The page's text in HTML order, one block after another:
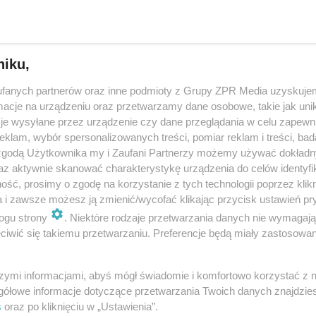
prace na pl. Bankowym w Warszawie. Co w
wyspy?
23 lipca na pl. Bankowym pojawili się robotnicy. Zgodnie z
prace "zmienią to miejsce w przestrzeń przyjazną dla mieszkańców i
znajdzie się…
Ratusz pokazał nową koncepcję
partnerów oraz inne podmioty z Grupy ZPR Media
na urządzeniu oraz przetwarzamy dane osobowe, takie jak
wysyłane przez urządzenie czy dane przeglądania w celu
wybór spersonalizowanych treści, pomiar reklam i treści,
Użytkownika my i Zaufani Partnerzy możemy używać
aktywnie skanować charakterystykę urządzenia do celów
prosimy o zgodę na korzystanie z tych technologii poprzez
i zawsze możesz ją zmienić/wycofać klikając przycisk ustawień
strony
. Niektóre rodzaje przetwarzania danych nie
się takiemu przetwarzaniu. Preferencje będą miały
informacjami, abyś mógł świadomie i komfortowo korzystać z
informacje dotyczące przetwarzania Twoich danych
oraz po kliknięciu w „Ustawienia”.